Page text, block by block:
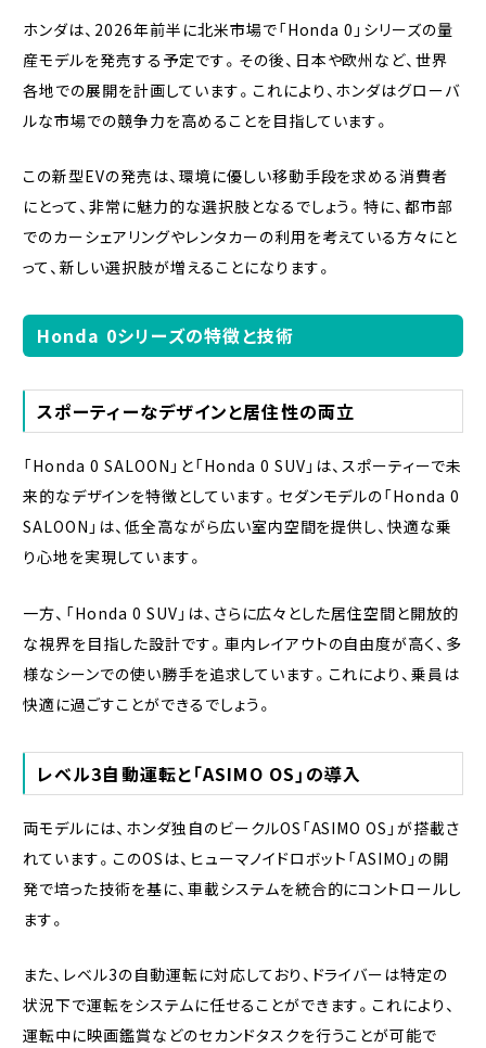
ホンダは、2026年前半に北米市場で「Honda 0」シリーズの量
産モデルを発売する予定です。その後、日本や欧州など、世界
各地での展開を計画しています。これにより、ホンダはグローバ
ルな市場での競争力を高めることを目指しています。
この新型EVの発売は、環境に優しい移動手段を求める消費者
にとって、非常に魅力的な選択肢となるでしょう。特に、都市部
でのカーシェアリングやレンタカーの利用を考えている方々にと
って、新しい選択肢が増えることになります。
Honda 0シリーズの特徴と技術
スポーティーなデザインと居住性の両立
「Honda 0 SALOON」と「Honda 0 SUV」は、スポーティーで未
来的なデザインを特徴としています。セダンモデルの「Honda 0
SALOON」は、低全高ながら広い室内空間を提供し、快適な乗
り心地を実現しています。
一方、「Honda 0 SUV」は、さらに広々とした居住空間と開放的
な視界を目指した設計です。車内レイアウトの自由度が高く、多
様なシーンでの使い勝手を追求しています。これにより、乗員は
快適に過ごすことができるでしょう。
レベル3自動運転と「ASIMO OS」の導入
両モデルには、ホンダ独自のビークルOS「ASIMO OS」が搭載さ
れています。このOSは、ヒューマノイドロボット「ASIMO」の開
発で培った技術を基に、車載システムを統合的にコントロールし
ます。
また、レベル3の自動運転に対応しており、ドライバーは特定の
状況下で運転をシステムに任せることができます。これにより、
運転中に映画鑑賞などのセカンドタスクを行うことが可能で